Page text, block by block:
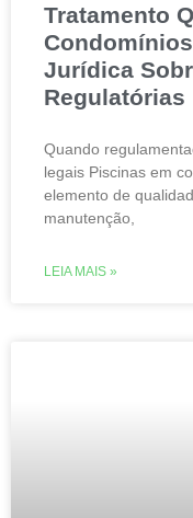
Tratamento
Jurídica
Regulatórias
Quando
legais Piscinas em
elemento de
manutenção,
LEIA MAIS »